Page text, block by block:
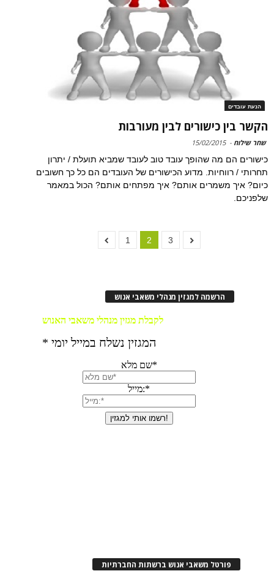
הנעת עובדים
הקשר בין כישורים לבין מעורבות
שחר שילוח -
15/02/2015
כישורים הם מה שהופך עובד טוב לעובד שמביא תועלת / יתרון
תחרותי / רווחיות. מדוע הכישורים של העובדים הם כל כך חשובים
כיום? איך משמרים אותם? איך מפתחים אותם? הכול במאמר
שלפניכם.
1 2 3
הרשמה למגזין מנהלי משאבי אנוש
פורטל משאבי אנוש ברשתות החברתיות